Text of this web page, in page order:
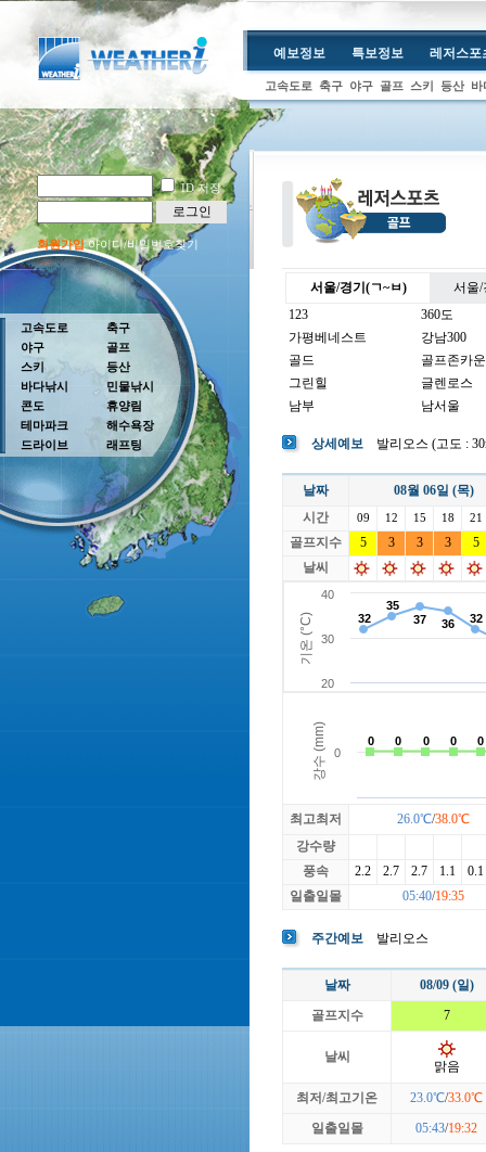
ID 저장
로그인
회원가입아이디/비밀번호찾기
예보정보 특보정보 레저스포
고속도로 축구 야구 골프 스키 등산 바
고속도로
야구
스키
바다낚시
콘도
테마파크
드라이브
축구
골프
등산
민물낚시
휴양림
해수욕장
래프팅
서울/경기(ㄱ~ㅂ)
서울/
123
360도
가평베네스트
강남300
골드
골프존카
그린힐
글렌로스
남부
남서울
뉴코리아
더반
더크로스비
더헤븐
라싸
락가든
로제비앙
루트52
마에스트로
마이다스
베뉴지
베르힐영종
블랙스톤GC이천
빅토리아
상세예보 발리오스 (고도 :
날짜
08월 06일 (목)
시간
09 12 15 18 21
골프지수 5 3 3 3
5
날씨
최고최저 26.0℃/38.0℃
강수량
풍속
2.2 2.7 2.7 1.1
0.1
일출일몰
05:40/19:35
주간예보 발리오스
날짜
08/09 (일)
골프지수
7
날씨
맑음
최저/최고기온 23.0℃/33.0℃
일출일몰
05:43/19:32